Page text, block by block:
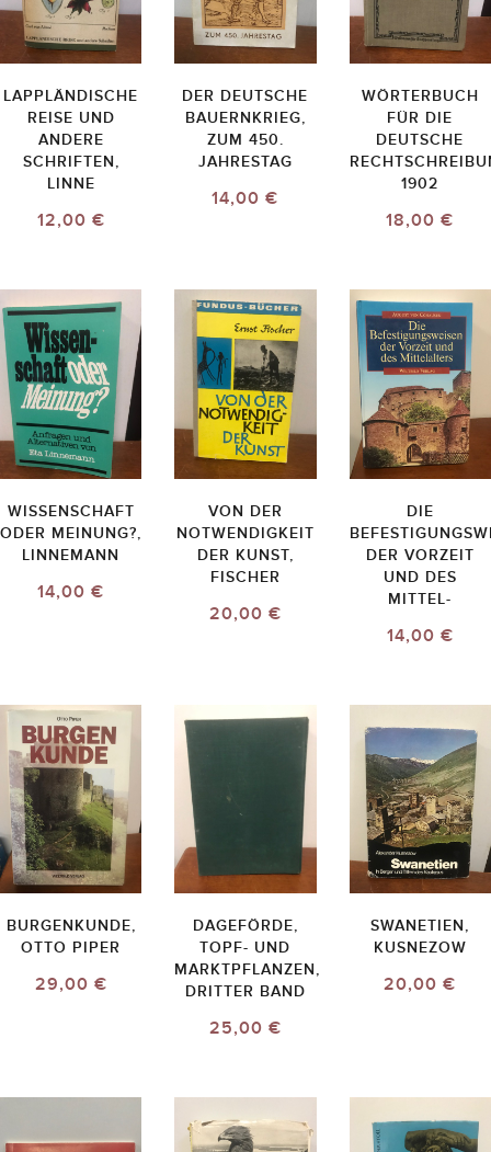
LAPPLÄNDISCHE
REISE UND
ANDERE
SCHRIFTEN,
LINNE
12,00 €
DER DEUTSCHE
BAUERNKRIEG,
ZUM 450.
JAHRESTAG
14,00 €
WÖRTERBUCH
FÜR DIE
DEUTSCHE
1902
18,00 €
WISSENSCHAFT
ODER MEINUNG?,
LINNEMANN
14,00 €
VON DER
NOTWENDIGKEIT
DER KUNST,
FISCHER
20,00 €
DIE
DER VORZEIT
UND DES
MITTEL-
14,00 €
BURGENKUNDE,
OTTO PIPER
29,00 €
DAGEFÖRDE,
TOPF- UND
MARKTPFLANZEN,
DRITTER BAND
25,00 €
SWANETIEN,
KUSNEZOW
20,00 €